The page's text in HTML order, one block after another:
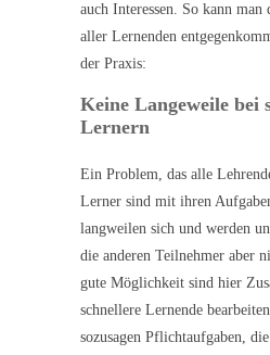
auch Interessen. So kann man
aller Lernenden
der Praxis:
Keine Langeweile bei
Lernern
Ein Problem, das alle
Lerner sind mit ihren
langweilen sich und werden
die anderen Teilnehmer aber
gute Möglichkeit sind hier
schnellere Lernende
sozusagen Pflichtaufgaben,